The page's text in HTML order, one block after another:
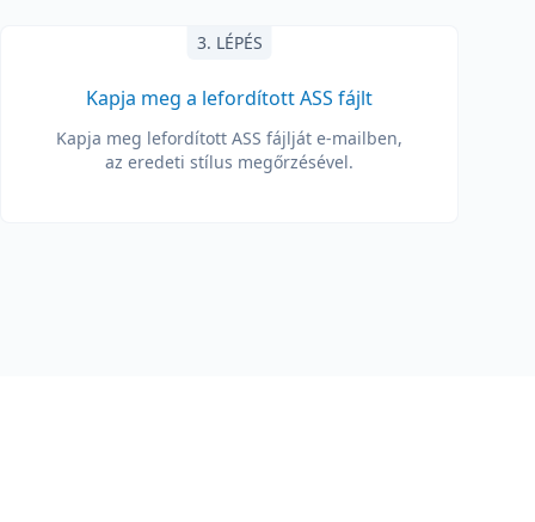
3. LÉPÉS
Kapja meg a lefordított ASS fájlt
Kapja meg lefordított ASS fájlját e-mailben,
az eredeti stílus megőrzésével.